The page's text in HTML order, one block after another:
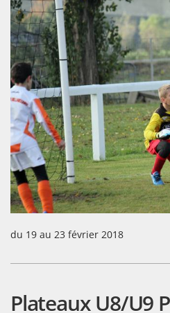
du 19 au 23 février 2018
Plateaux U8/U9